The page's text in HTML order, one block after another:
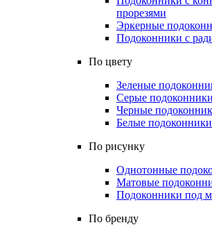
прорезями
Эркерные
Подоконники с
По цвету
Зеленые
Серые подоконники
Черные
Белые подоконники
По рисунку
Однотонные
Матовые
Подоконники под
По бренду